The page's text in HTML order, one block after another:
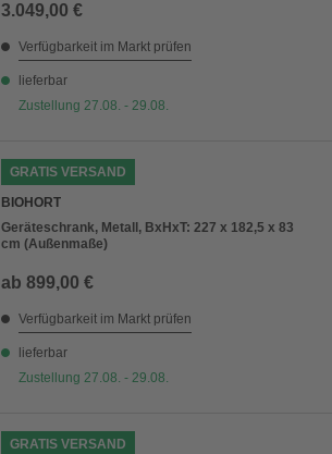
3.049,00 €
Verfügbarkeit im Markt prüfen
lieferbar
Zustellung 27.08. - 29.08.
GRATIS VERSAND
BIOHORT
Geräteschrank, Metall, BxHxT: 227 x 182,5 x 83
cm (Außenmaße)
ab 899,00 €
Verfügbarkeit im Markt prüfen
lieferbar
Zustellung 27.08. - 29.08.
GRATIS VERSAND